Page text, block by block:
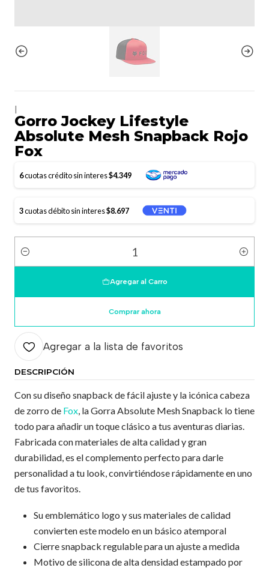
Gorro Jockey Lifestyle
Absolute Mesh Snapback Rojo
Fox
6cuotas crédito sin interes$4.349
3cuotas débito sin interes$8.697
Cantidad
Agregar al Carro
Comprar ahora
Agregar a la lista de favoritos
DESCRIPCIÓN
Con su diseño snapback de fácil ajuste y la icónica cabeza
de zorro de Fox, la Gorra Absolute Mesh Snapback lo tiene
todo para añadir un toque clásico a tus aventuras diarias.
Fabricada con materiales de alta calidad y gran
durabilidad, es el complemento perfecto para darle
personalidad a tu look, convirtiéndose rápidamente en uno
de tus favoritos.
Su emblemático logo y sus materiales de calidad
convierten este modelo en un básico atemporal
Cierre snapback regulable para un ajuste a medida
Motivo de silicona de alta densidad estampado por